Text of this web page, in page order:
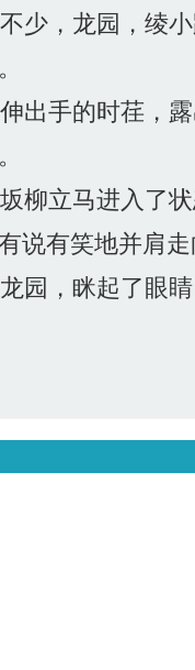
少，龙园，绫
出手的时荏，
柳立马进入了
说有笑地并肩走
园，眯起了眼